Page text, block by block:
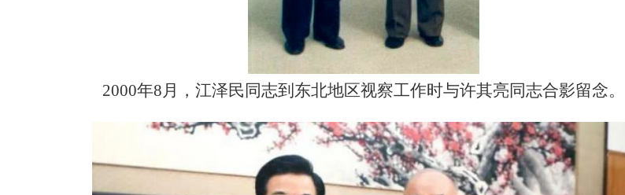
2000年8月，江泽民同志到东北地区视察工作时与许其亮同志合影留念。